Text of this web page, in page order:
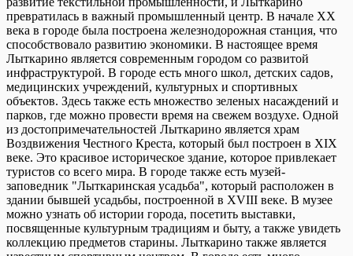
превратилась в важный промышленный центр. В начале XX
века в городе была построена железнодорожная станция, что
способствовало развитию экономики. В настоящее время
Лыткарино является современным городом со развитой
инфраструктурой. В городе есть много школ, детских садов,
медицинских учреждений, культурных и спортивных
объектов. Здесь также есть множество зеленых насаждений и
парков, где можно провести время на свежем воздухе. Одной
из достопримечательностей Лыткарино является храм
Воздвижения Честного Креста, который был построен в XIX
веке. Это красивое историческое здание, которое привлекает
туристов со всего мира. В городе также есть музей-
заповедник "Лыткаринская усадьба", который расположен в
здании бывшей усадьбы, построенной в XVIII веке. В музее
можно узнать об истории города, посетить выставки,
посвященные культурным традициям и быту, а также увидеть
коллекцию предметов старины. Лыткарино также является